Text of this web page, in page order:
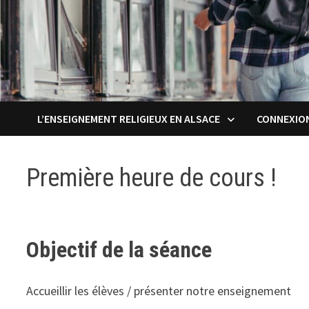
L’ENSEIGNEMENT RELIGIEUX EN ALSACE
Première heure de cours !
Objectif de la séance
Accueillir les élèves / présenter notre enseignement